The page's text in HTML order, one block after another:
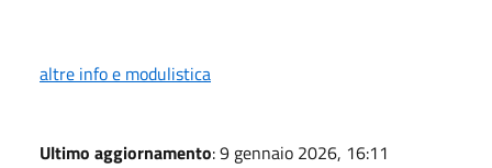
altre info e modulistica
Ultimo aggiornamento: 9 gennaio 2026, 16:11